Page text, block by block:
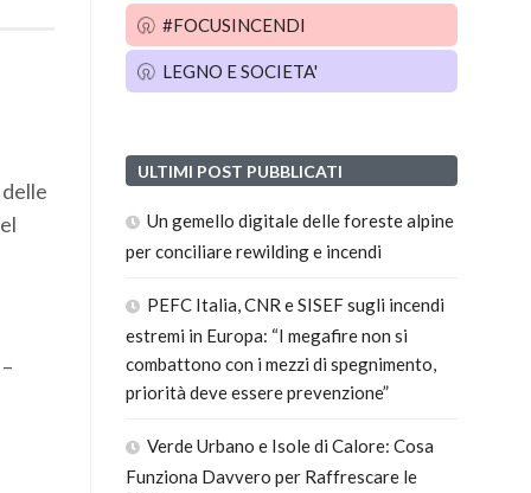
#FOCUSINCENDI
LEGNO E SOCIETA'
ULTIMI POST PUBBLICATI
Un gemello digitale delle foreste alpine
per conciliare rewilding e incendi
PEFC Italia, CNR e SISEF sugli incendi
estremi in Europa: “I megafire non si
combattono con i mezzi di spegnimento,
priorità deve essere prevenzione”
Verde Urbano e Isole di Calore: Cosa
Funziona Davvero per Raffrescare le